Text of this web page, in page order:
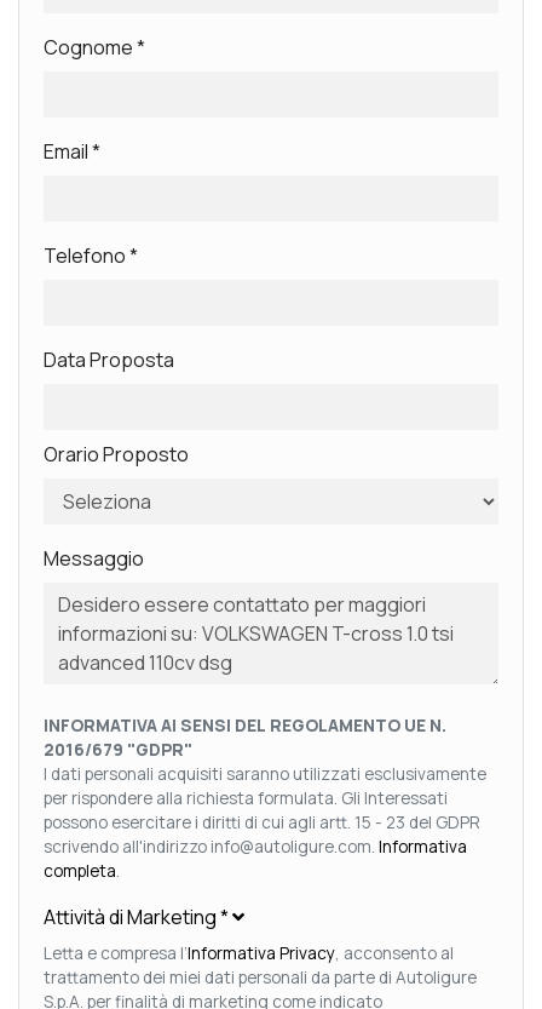
Cognome*
Email*
Telefono*
Data Proposta
Orario Proposto
Messaggio
INFORMATIVA AI SENSI DEL REGOLAMENTO UE N.
2016/679 "GDPR"
I dati personali acquisiti saranno utilizzati esclusivamente
per rispondere alla richiesta formulata. Gli Interessati
possono esercitare i diritti di cui agli artt. 15 - 23 del GDPR
scrivendo all'indirizzo info@autoligure.com. Informativa
completa.
Attività di Marketing*
Letta e compresa l’Informativa Privacy, acconsento al
trattamento dei miei dati personali da parte di Autoligure
S.p.A. per finalità di marketing come indicato